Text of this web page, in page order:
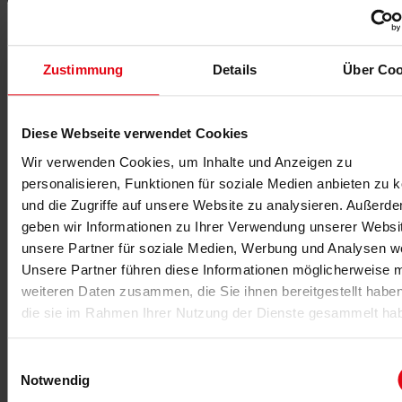
Zustimmung Details Über
Diese Webseite verwendet Cookies
Wir verwenden Cookies, um Inhalte und Anzeigen zu
personalisieren, Funktionen für soziale Medien anbieten zu
und die Zugriffe auf unsere Website zu analysieren.
geben wir Informationen zu Ihrer Verwendung unserer
unsere Partner für soziale Medien, Werbung und Analysen
Unsere Partner führen diese Informationen möglicherweise
weiteren Daten zusammen, die Sie ihnen bereitgestellt
die sie im Rahmen Ihrer Nutzung der Dienste gesammelt
Notwendig
Das Betriebliche Gesundheitsmanagement ist für Tilmann
Süß eine strategische Aufgabe, eine Managementaufgabe.
Ziel sei es, „im gesamten Unternehmen den
Bewusstseinswandel hin zu mehr Bewegung aktiv zu
begleiten“. Dass im Alltag die Grenzen zwischen BGM, BGF
und BEM nicht so klar sind und viele, hauptsächlich
Personalverantwortliche mit BGM- oder BGF-Verantwortung,
sich bei aller strategischen Abstimmung im gleichen
„Das Wichtigste ist erreicht, wenn wir Menschen in